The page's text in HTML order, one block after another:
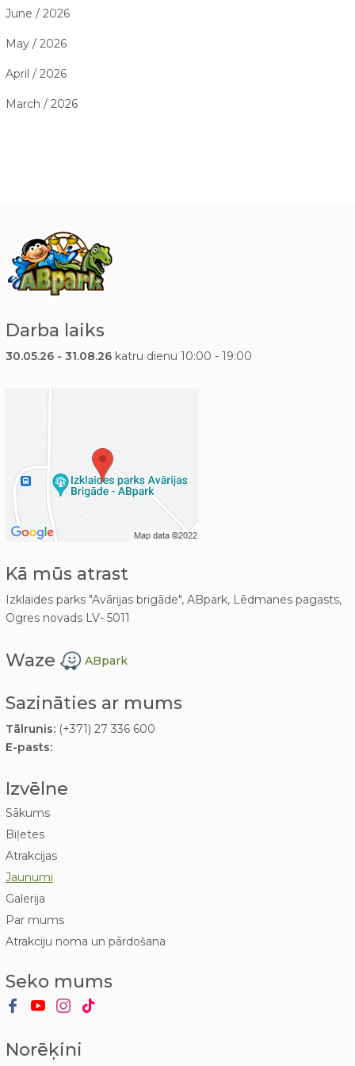
June / 2026
May / 2026
April / 2026
March / 2026
Darba laiks
30.05.26 - 31.08.26 katru dienu 10:00 - 19:00
Kā mūs atrast
Izklaides parks "Avārijas brigāde", ABpark, Lēdmanes pagasts,
Ogres novads LV- 5011
Waze ABpark
Sazināties ar mums
Tālrunis:(+371) 27 336 600
E-pasts:
Izvēlne
Sākums
Biļetes
Atrakcijas
Jaunumi
Galerija
Par mums
Atrakciju noma un pārdošana
Seko mums
Norēķini